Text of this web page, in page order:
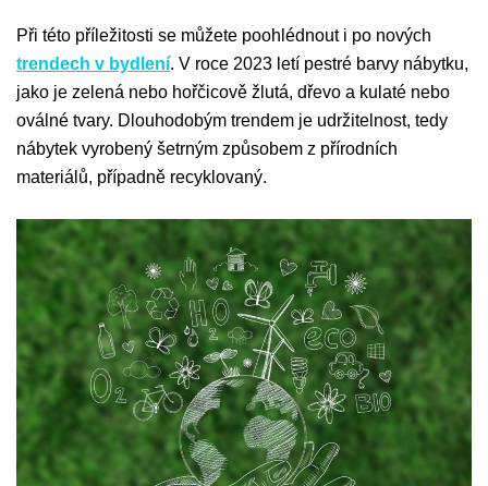
Při této příležitosti se můžete poohlédnout i po nových
trendech v bydlení. V roce 2023 letí pestré barvy nábytku,
jako je zelená nebo hořčicově žlutá, dřevo a kulaté nebo
oválné tvary. Dlouhodobým trendem je udržitelnost, tedy
nábytek vyrobený šetrným způsobem z přírodních
materiálů, případně recyklovaný.